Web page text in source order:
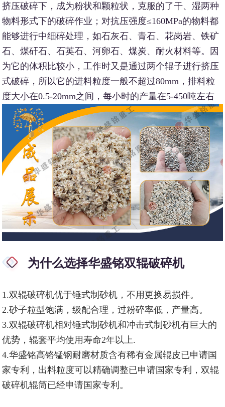
挤压破碎下，成为粉状和颗粒状，克服的了干、湿两种
物料形式下的破碎作业；对抗压强度≤160MPa的物料都
能够进行中细碎处理，如石灰石、青石、花岗岩、铁矿
石、煤矸石、石英石、河卵石、煤炭、耐火材料等。因
为它的体积比较小，工作时又是通过两个辊子进行挤压
式破碎，所以它的进料粒度一般不超过80mm，排料粒
度大小在0.5-20mm之间，每小时的产量在5-450吨左右
为什么选择华盛铭双辊破碎机
1.双辊破碎机优于锤式制砂机，不用更换易损件。
2.砂子粒型饱满，级配合理，过粉碎率低，产量高。
3.双辊破碎机相对锤式制砂机和冲击式制砂机有巨大的
优势，辊套平均使用寿命2年以上.
4.华盛铭高铬锰钢耐磨材质含有稀有金属辊皮已申请国
家专利，出料粒度可以精确调整已申请国家专利，双辊
破碎机辊筒已经申请国家专利。